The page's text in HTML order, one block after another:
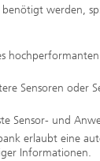
werden,
Sensoren oder
Sensor- und
erlaubt eine
Informationen.